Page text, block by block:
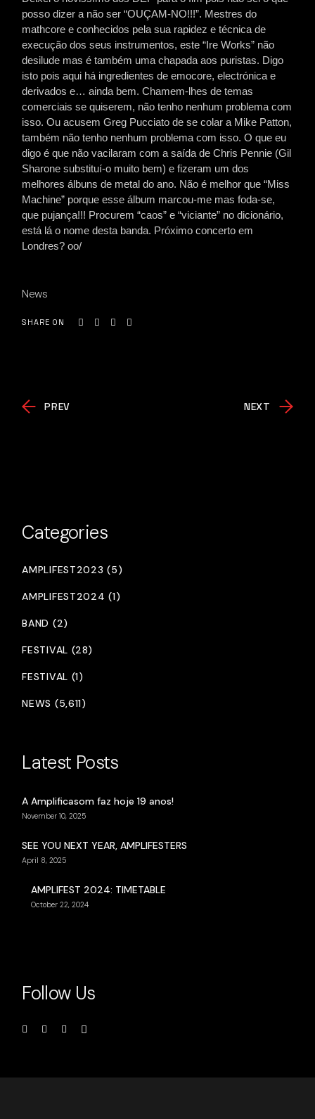
posso dizer a não ser “OUÇAM-NO!!!”. Mestres do
mathcore e conhecidos pela sua rapidez e técnica de
execução dos seus instrumentos, este “Ire Works” não
desilude mas é também uma chapada aos puristas. Digo
isto pois aqui há ingredientes de emocore, electrónica e
derivados e… ainda bem. Chamem-lhes de temas
comerciais se quiserem, não tenho nenhum problema com
isso. Ou acusem Greg Pucciato de se colar a Mike Patton,
também não tenho nenhum problema com isso. O que eu
digo é que não vacilaram com a saída de Chris Pennie (Gil
Sharone substituí-o muito bem) e fizeram um dos
melhores álbuns de metal do ano. Não é melhor que “Miss
Machine” porque esse álbum marcou-me mas foda-se,
que pujança!!! Procurem “caos” e “viciante” no dicionário,
está lá o nome desta banda. Próximo concerto em
Londres? oo/
News
SHARE ON
PREV NEXT
Categories
AMPLIFEST2023 (5)
AMPLIFEST2024 (1)
BAND (2)
FESTIVAL (28)
FESTIVAL (1)
NEWS (5,611)
Latest Posts
A Amplificasom faz hoje 19 anos!
November 10, 2025
SEE YOU NEXT YEAR, AMPLIFESTERS
April 8, 2025
AMPLIFEST 2024: TIMETABLE
October 22, 2024
Follow Us